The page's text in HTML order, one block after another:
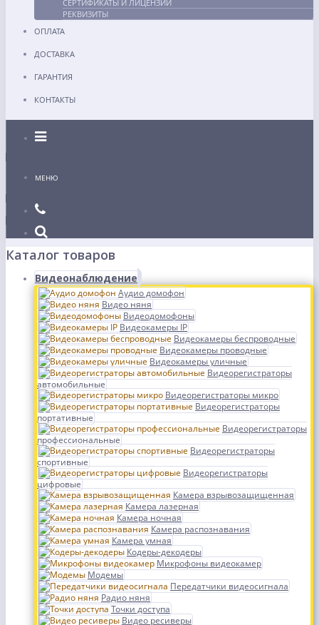
СЕРТИФИКАТЫ И ЛИЦЕНЗИИ
РЕКВИЗИТЫ
ОПЛАТА
ДОСТАВКА
ГАРАНТИЯ
КОНТАКТЫ
Каталог
МЕНЮ
Каталог товаров
Видеонаблюдение
Аудио домофон
Видео няня
Видеодомофоны
Видеокамеры IP
Видеокамеры беспроводные
Видеокамеры проводные
Видеокамеры уличные
Видеорегистраторы
автомобильные
Видеорегистраторы микро
Видеорегистраторы
портативные
Видеорегистраторы
профессиональные
Видеорегистраторы
спортивные
Видеорегистраторы
цифровые
Камера взрывозащищенная
Камера лазерная
Камера ночная
Камера распознавания
Камера умная
Кодеры-декодеры
Микрофоны видеокамер
Модемы
Передатчики видеосигнала
Радио няня
Точки доступа
Видео ресиверы